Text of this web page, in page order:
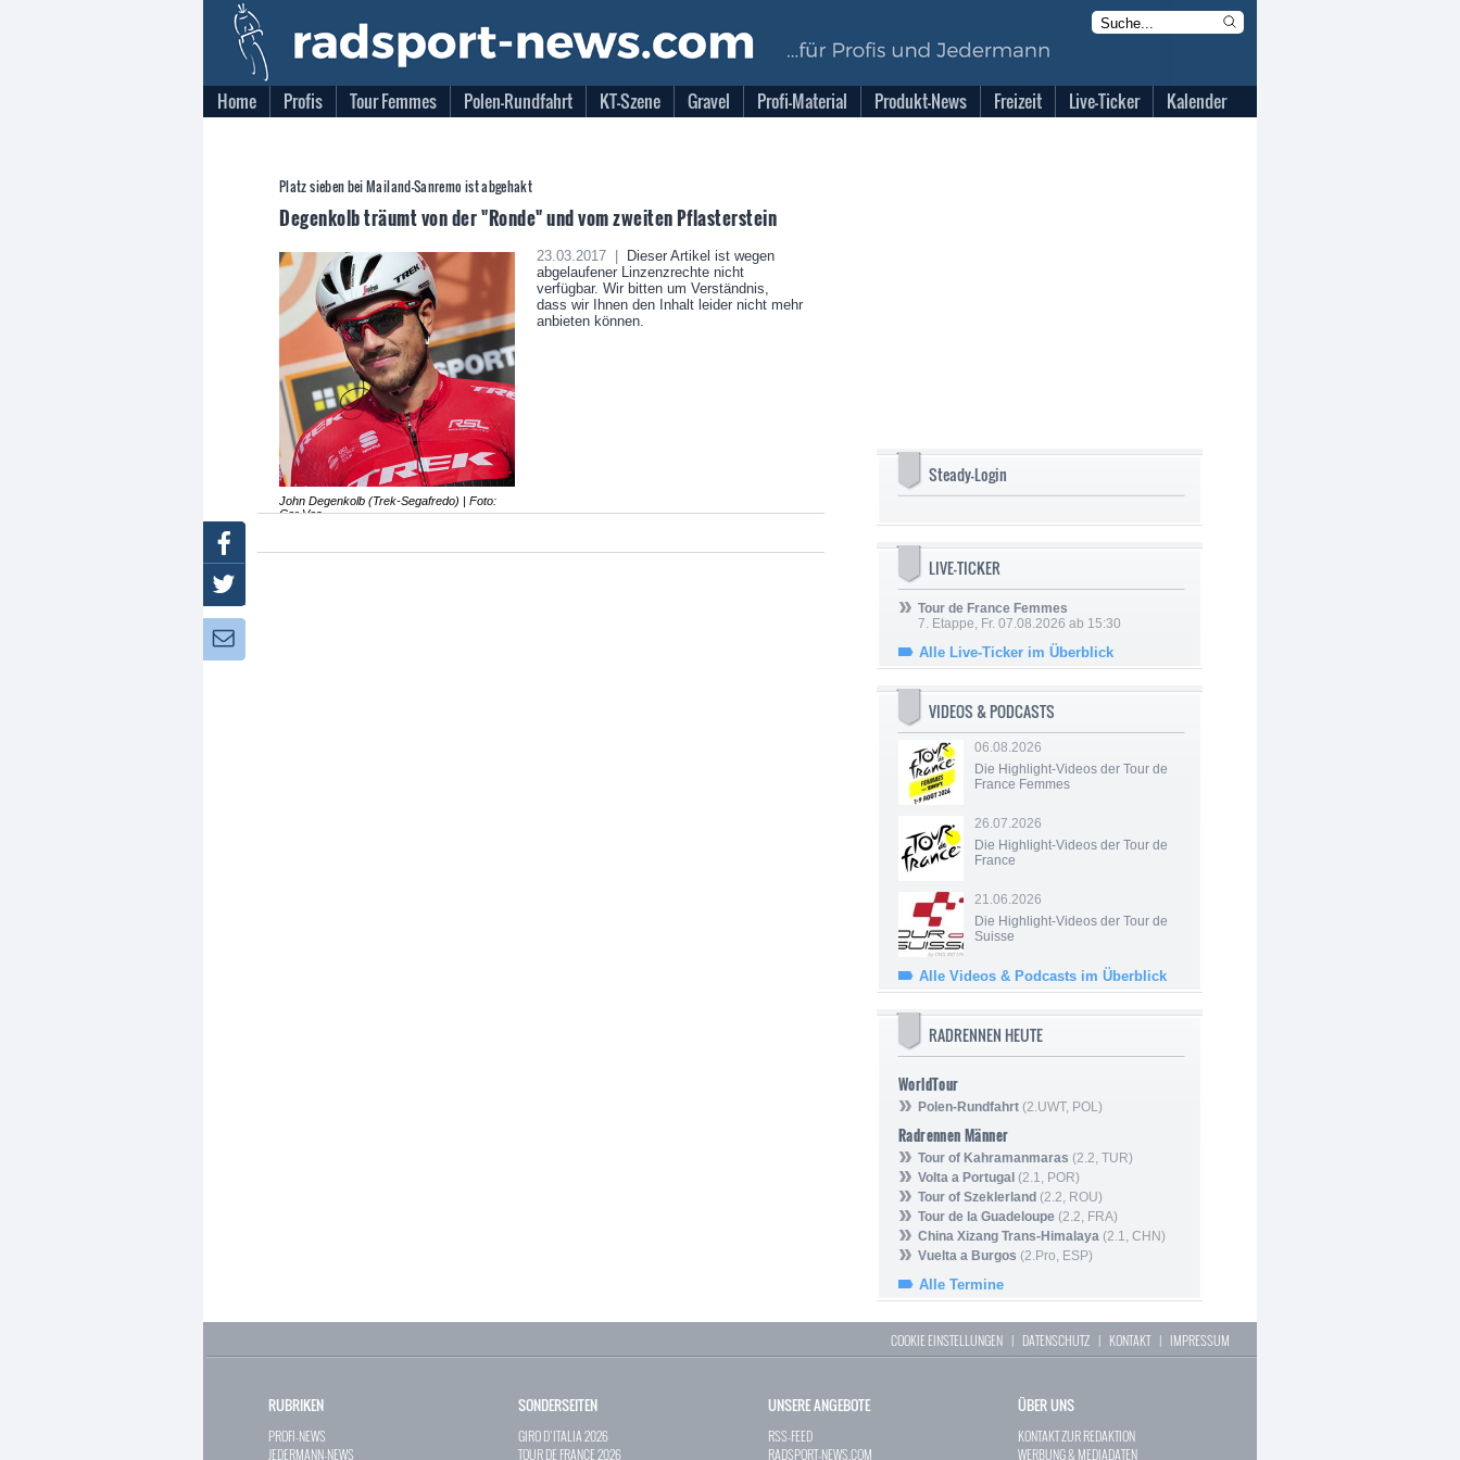
Home Profis Tour Femmes Polen-Rundfahrt KT-Szene Gravel Profi-Material Produkt-News Freizeit Live-Ticker Kalender
Platz sieben bei Mailand-Sanremo ist abgehakt
Degenkolb träumt von der "Ronde" und vom zweiten Pflasterstein
John Degenkolb (Trek-Segafredo) | Foto:
Cor Vos
23.03.2017 |
Dieser Artikel ist wegen
abgelaufener Linzenzrechte nicht
verfügbar. Wir bitten um Verständnis,
dass wir Ihnen den Inhalt leider nicht mehr
anbieten können.
Steady-Login
LIVE-TICKER
Tour de France Femmes
7. Etappe, Fr. 07.08.2026 ab 15:30
Alle Live-Ticker im Überblick
VIDEOS & PODCASTS
06.08.2026
Die Highlight-Videos der Tour de
France Femmes
26.07.2026
Die Highlight-Videos der Tour de
France
21.06.2026
Die Highlight-Videos der Tour de
Suisse
Alle Videos & Podcasts im Überblick
RADRENNEN HEUTE
WorldTour
Polen-Rundfahrt (2.UWT, POL)
Radrennen Männer
Tour of Kahramanmaras (2.2, TUR)
Volta a Portugal (2.1, POR)
Tour of Szeklerland (2.2, ROU)
Tour de la Guadeloupe (2.2, FRA)
China Xizang Trans-Himalaya (2.1, CHN)
Vuelta a Burgos (2.Pro, ESP)
Alle Termine
COOKIE EINSTELLUNGEN | DATENSCHUTZ | KONTAKT| IMPRESSUM
RUBRIKEN
PROFI-NEWS
JEDERMANN-NEWS
SONDERSEITEN
GIRO D`ITALIA 2026
TOUR DE FRANCE 2026
UNSERE ANGEBOTE
RSS-FEED
RADSPORT-NEWS.COM
ÜBER UNS
KONTAKT ZUR REDAKTION
WERBUNG & MEDIADATEN